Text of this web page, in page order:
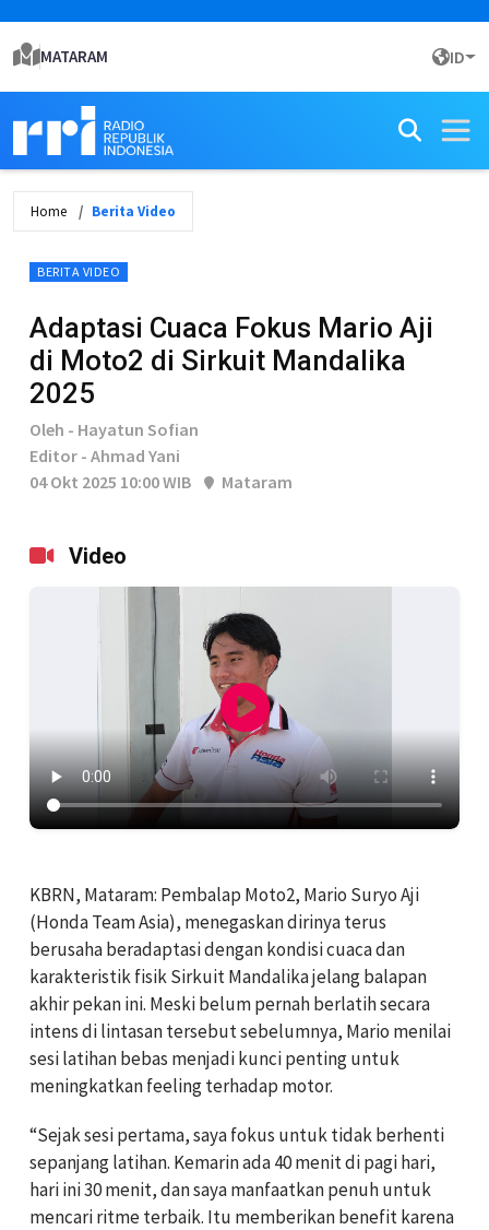
MATARAM ID
Home Berita Video
BERITA VIDEO
Adaptasi Cuaca Fokus Mario Aji
di Moto2 di Sirkuit Mandalika
2025
Oleh - Hayatun Sofian
Editor - Ahmad Yani
04 Okt 2025 10:00 WIB
Mataram
Video
KBRN, Mataram: Pembalap Moto2, Mario Suryo Aji
(Honda Team Asia), menegaskan dirinya terus
berusaha beradaptasi dengan kondisi cuaca dan
karakteristik fisik Sirkuit Mandalika jelang balapan
akhir pekan ini. Meski belum pernah berlatih secara
intens di lintasan tersebut sebelumnya, Mario menilai
sesi latihan bebas menjadi kunci penting untuk
meningkatkan feeling terhadap motor.
“Sejak sesi pertama, saya fokus untuk tidak berhenti
sepanjang latihan. Kemarin ada 40 menit di pagi hari,
hari ini 30 menit, dan saya manfaatkan penuh untuk
mencari ritme terbaik. Itu memberikan benefit karena